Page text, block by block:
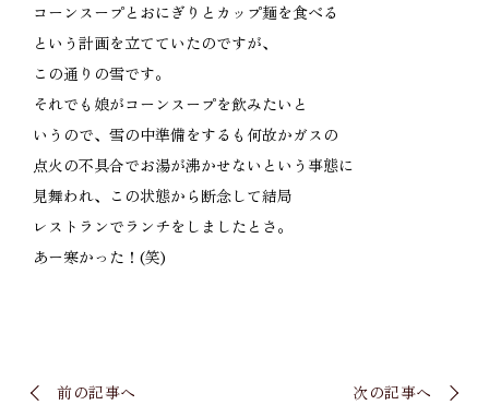
コーンスープとおにぎりとカップ麺を食べる
という計画を立てていたのですが、
この通りの雪です。
それでも娘がコーンスープを飲みたいと
いうので、雪の中準備をするも何故かガスの
点火の不具合でお湯が沸かせないという事態に
見舞われ、この状態から断念して結局
レストランでランチをしましたとさ。
あー寒かった！(笑)
前の記事へ 次の記事へ